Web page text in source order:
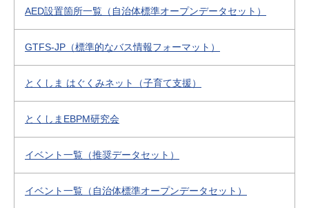
AED設置箇所一覧（自治体標準オープンデータセット）
GTFS-JP（標準的なバス情報フォーマット）
とくしま はぐくみネット（子育て支援）
とくしまEBPM研究会
イベント一覧（推奨データセット）
イベント一覧（自治体標準オープンデータセット）